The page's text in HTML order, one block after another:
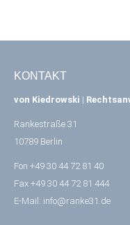
KONTAKT
von Kiedrowski |
Rankestraße 31
10789 Berlin
Fon +49 30 44 72 81 40
Fax +49 30 44 72 81 444
E-Mail: info@ranke31.de